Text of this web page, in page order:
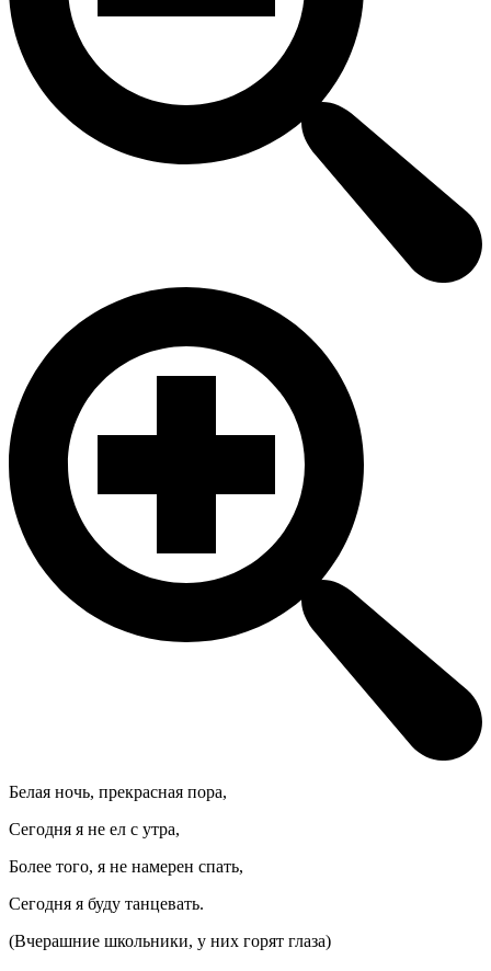
Белая ночь, прекрасная пора,
Сегодня я не ел с утра,
Более того, я не намерен спать,
Сегодня я буду танцевать.
(Вчерашние школьники, у них горят глаза)